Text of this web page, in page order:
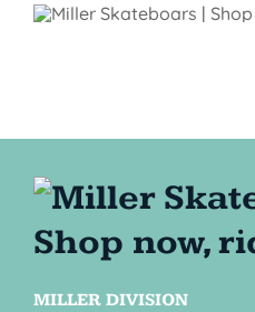
MILLER DIVISION